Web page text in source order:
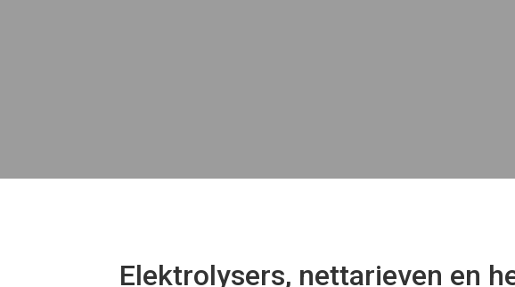
Elektrolysers, nettarieven en